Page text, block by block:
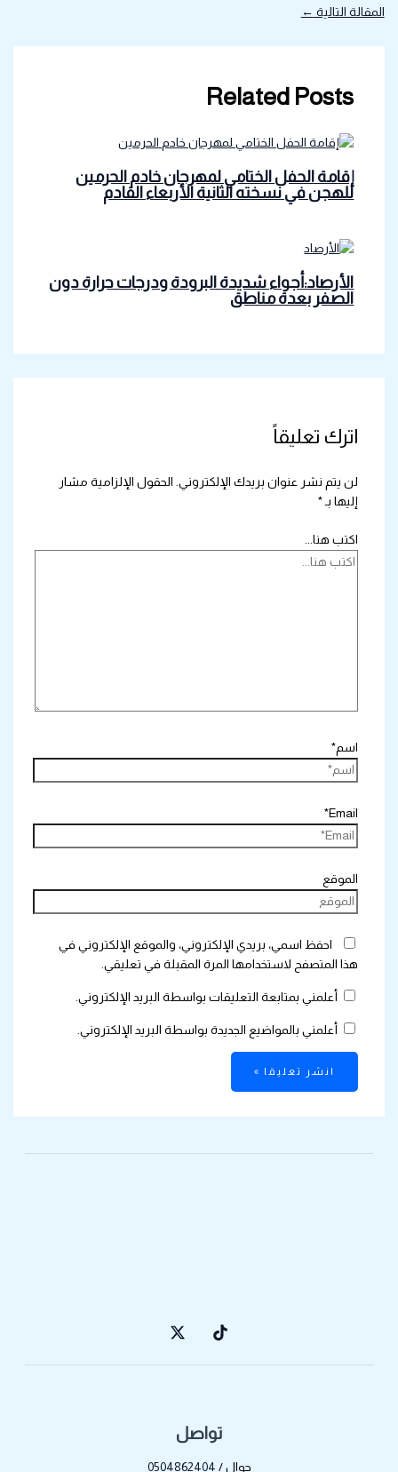
المقالة التالية ←
Related Posts
إقامة الحفل الختامي لمهرجان خادم الحرمين
للهجن في نسخته الثانية الأربعاء القادم
الأرصاد:أجواء شديدة البرودة ودرجات حرارة دون
الصفر بعدة مناطق
اترك تعليقاً
لن يتم نشر عنوان بريدك الإلكتروني. الحقول الإلزامية مشار
إليها بـ *
اكتب هنا...
اسم*
Email*
الموقع
احفظ اسمي، بريدي الإلكتروني، والموقع الإلكتروني في
هذا المتصفح لاستخدامها المرة المقبلة في تعليقي.
أعلمني بمتابعة التعليقات بواسطة البريد الإلكتروني.
أعلمني بالمواضيع الجديدة بواسطة البريد الإلكتروني.
تواصل
جوال / 0504862404